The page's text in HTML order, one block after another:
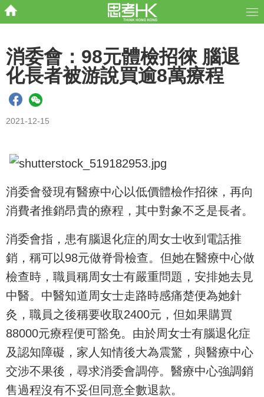
消委會：98元體檢招徠 腦退
化長者被游說買逾8萬療程
2021-12-15
消委會發現有醫療中心以低價體檢作招徠，再向
消費者推銷昂貴的療程，其中對象不乏是長者。
消委會指，患有腦退化症的周女士收到電話推
銷，稱可以98元做脊骨檢查。但她在醫療中心做
檢查時，職員稱周女士有嚴重問題，安排她去見
中醫。中醫知道周女士走路時感痛楚便為她針
灸，職員之後稱要收取2400元，但如果購買
88000元療程便可豁免。由於周女士有腦退化症
及認知障礙，家人知情後大為震驚，與醫療中心
交涉不果後，尋求消委會調停。醫療中心強調銷
售過程沒有不妥但同意全數退款。